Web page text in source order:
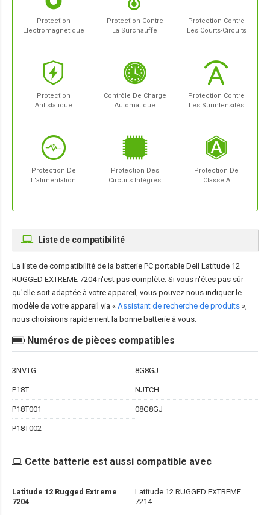
Protection
Électromagnétique
Protection Contre
La Surchauffe
Protection Contre
Les Courts-Circuits
Protection
Antistatique
Contrôle De Charge
Automatique
Protection Contre
Les Surintensités
Protection De
L'alimentation
Protection Des
Circuits Intégrés
Protection De
Classe A
Liste de compatibilité
La liste de compatibilité de la batterie PC portable Dell Latitude 12
RUGGED EXTREME 7204n'est pas complète. Si vous n'êtes pas sûr
qu'elle soit adaptée à votre appareil, vous pouvez nous indiquer le
modèle de votre appareil via « Assistant de recherche de produits »,
nous choisirons rapidement la bonne batterie à vous.
Numéros de pièces compatibles
3NVTG 8G8GJ
P18T NJTCH
P18T001 08G8GJ
P18T002
Cette batterie est aussi compatible avec
Latitude 12 Rugged Extreme
7204
Latitude 12 RUGGED EXTREME
7214